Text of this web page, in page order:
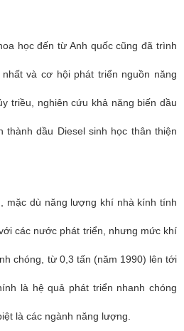
học đến từ Anh quốc cũng đã trình
và cơ hội phát triển nguồn năng
triều, nghiên cứu khả năng biến dầu
thành dầu Diesel sinh học thân thiện
mặc dù năng lượng khí nhà kính tính
các nước phát triển, nhưng mức khí
chóng, từ 0,3 tấn (năm 1990) lên tới
là hệ quả phát triển nhanh chóng
là các ngành năng lượng.